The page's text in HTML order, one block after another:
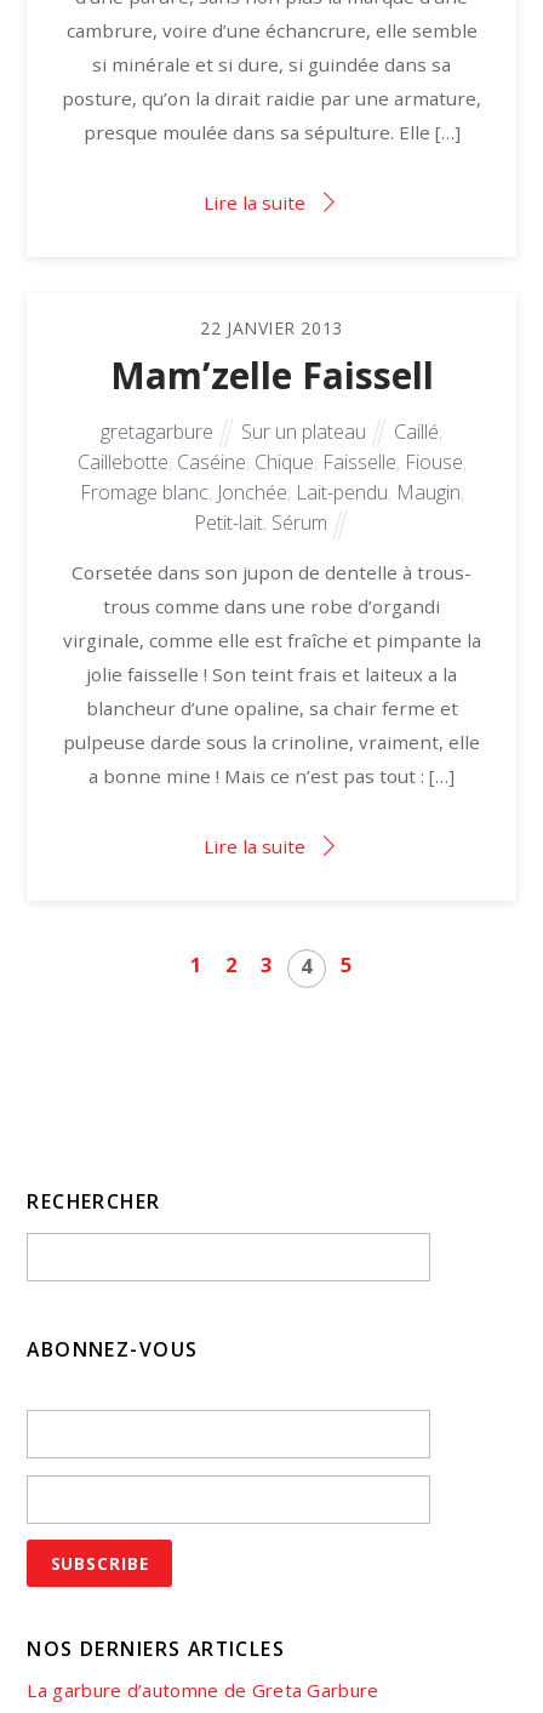
cambrure, voire d’une échancrure, elle semble
si minérale et si dure, si guindée dans sa
posture, qu’on la dirait raidie par une armature,
presque moulée dans sa sépulture. Elle […]
Lire la suite
22 JANVIER 2013
Mam’zelle Faissell
gretagarbure Sur un plateau Caillé,
Caillebotte, Caséine, Chique, Faisselle, Fiouse,
Fromage blanc, Jonchée, Lait-pendu, Maugin,
Petit-lait, Sérum
Corsetée dans son jupon de dentelle à trous-
trous comme dans une robe d’organdi
virginale, comme elle est fraîche et pimpante la
jolie faisselle ! Son teint frais et laiteux a la
blancheur d’une opaline, sa chair ferme et
pulpeuse darde sous la crinoline, vraiment, elle
a bonne mine ! Mais ce n’est pas tout : […]
Lire la suite
1 2 3 4 5
RECHERCHER
ABONNEZ-VOUS
NOS DERNIERS ARTICLES
La garbure d’automne de Greta Garbure